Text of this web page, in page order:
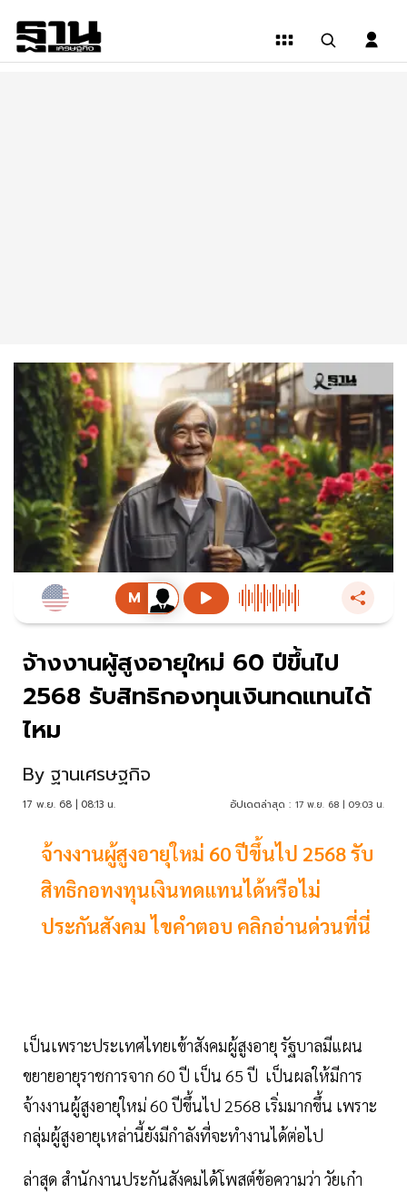
จ้างงานผู้สูงอายุใหม่ 60 ปีขึ้นไป
2568 รับสิทธิกองทุนเงินทดแทนได้
ไหม
By ฐานเศรษฐกิจ
17 พ.ย. 68 | 08:13 น. อัปเดตล่าสุด : 17 พ.ย. 68 | 09:03 น.
จ้างงานผู้สูงอายุใหม่ 60 ปีขึ้นไป 2568 รับ
สิทธิกอทงทุนเงินทดแทนได้หรือไม่
ประกันสังคม ไขคำตอบ คลิกอ่านด่วนที่นี่
เป็นเพราะประเทศไทยเข้าสังคมผู้สูงอายุ รัฐบาลมีแผน
ขยายอายุราชการจาก 60 ปี เป็น 65 ปี เป็นผลให้มีการ
จ้างงานผู้สูงอายุใหม่ 60 ปีขึ้นไป 2568 เริ่มมากขึ้น เพราะ
กลุ่มผู้สูงอายุเหล่านี้ยังมีกำลังที่จะทำงานได้ต่อไป
ล่าสุด สำนักงานประกันสังคมได้โพสต์ข้อความว่า วัยเก๋า